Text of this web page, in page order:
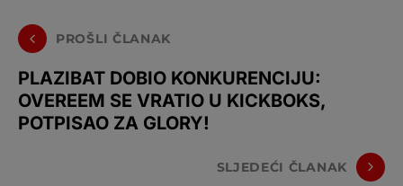
PROŠLI ČLANAK
PLAZIBAT DOBIO KONKURENCIJU:
OVEREEM SE VRATIO U KICKBOKS,
POTPISAO ZA GLORY!
SLJEDEĆI ČLANAK